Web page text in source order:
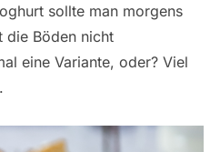
sollte man morgens
die Böden nicht
eine Variante, oder? Viel